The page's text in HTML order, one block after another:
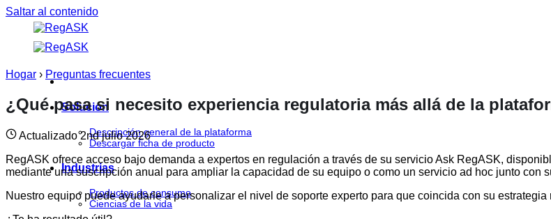
Saltar al contenido
Solución
Descripción general de la plataforma
Descargar ficha de producto
Industrias
Productos de consumo
Ciencias de la vida
Hogar › Preguntas frecuentes
¿Qué pasa si necesito experiencia regulatoria más allá de la
Actualizado 2nd julio 2026
RegASK ofrece acceso bajo demanda a expertos en regulación a través de su servicio Ask RegASK,
mediante una suscripción anual para ampliar la capacidad de su equipo o como un servicio ad hoc junto con
Nuestro equipo puede ayudarle a personalizar el nivel de soporte experto para que coincida con su